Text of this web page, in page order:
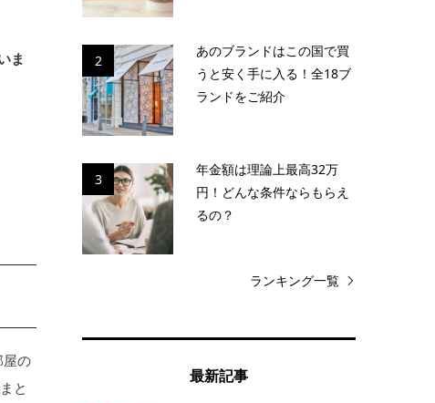
ま
屋の
と
2
あのブランドはこの国で買
うと安く手に入る！全18ブ
ランドをご紹介
3
年金額は理論上最高32万
円！どんな条件ならもらえ
るの？
ランキング一覧
最新記事